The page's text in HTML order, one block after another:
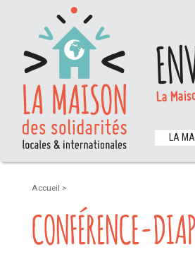
La
LA
Accueil >
CONFÉRENCE-